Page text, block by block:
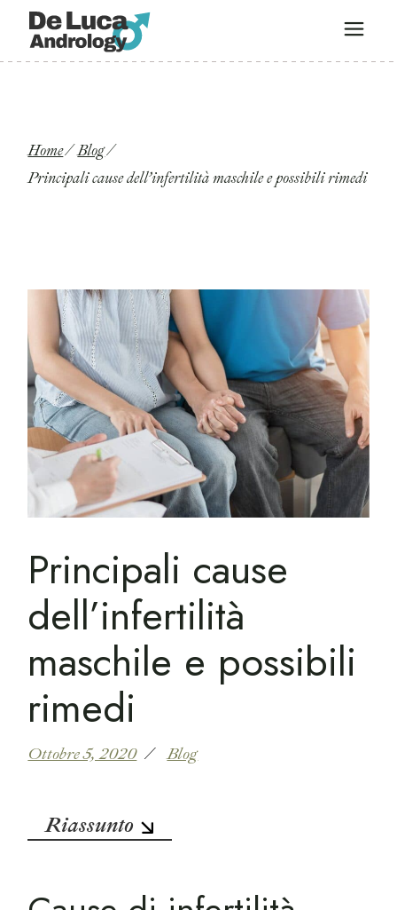
Home
Blog
Principali cause dell’infertilità maschile e possibili rimedi
Principali cause
dell’infertilità
maschile e possibili
rimedi
Ottobre 5, 2020 Blog
Riassunto